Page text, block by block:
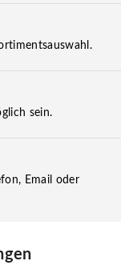
sein.
Email oder